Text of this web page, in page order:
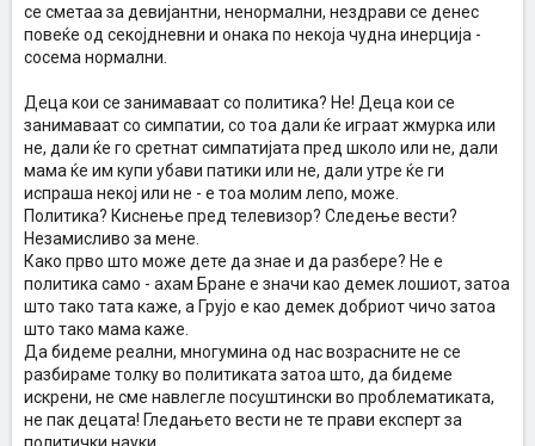
се сметаа за девијантни, ненормални, нездрави се денес
повеќе од секојдневни и онака по некоја чудна инерција -
сосема нормални.
Деца кои се занимаваат со политика? Не! Деца кои се
занимаваат со симпатии, со тоа дали ќе играат жмурка или
не, дали ќе го сретнат симпатијата пред школо или не, дали
мама ќе им купи убави патики или не, дали утре ќе ги
испраша некој или не - е тоа молим лепо, може.
Политика? Киснење пред телевизор? Следење вести?
Незамисливо за мене.
Како прво што може дете да знае и да разбере? Не е
политика само - ахам Бране е значи као демек лошиот, затоа
што тако тата каже, а Грујо е као демек добриот чичо затоа
што тако мама каже.
Да бидеме реални, многумина од нас возрасните не се
разбираме толку во политиката затоа што, да бидеме
искрени, не сме навлегле посуштински во проблематиката,
не пак децата! Гледањето вести не те прави експерт за